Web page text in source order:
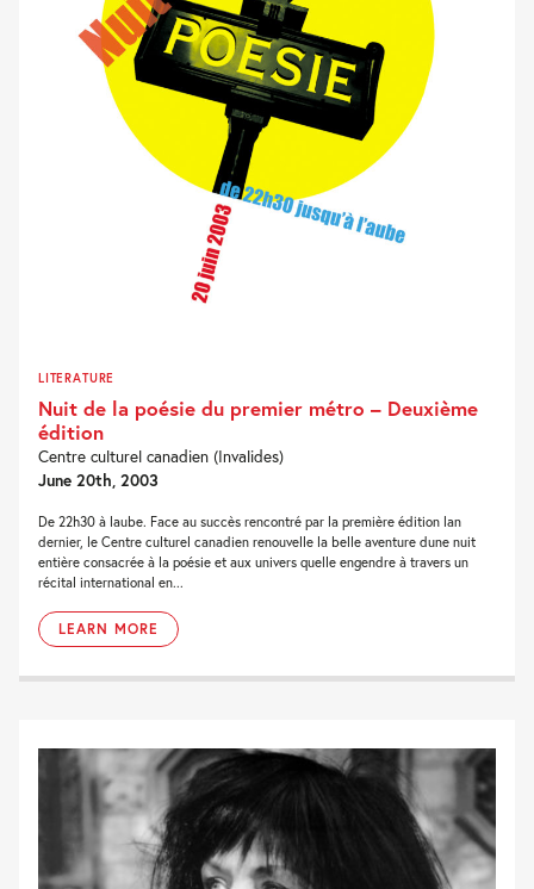
LITERATURE
Nuit de la poésie du premier métro – Deuxième
édition
Centre culturel canadien (Invalides)
June 20th, 2003
De 22h30 à laube. Face au succès rencontré par la première édition lan
dernier, le Centre culturel canadien renouvelle la belle aventure dune nuit
entière consacrée à la poésie et aux univers quelle engendre à travers un
récital international en...
LEARN MORE